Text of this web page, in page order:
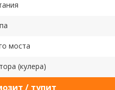
моста
(кулера)
/ тупит